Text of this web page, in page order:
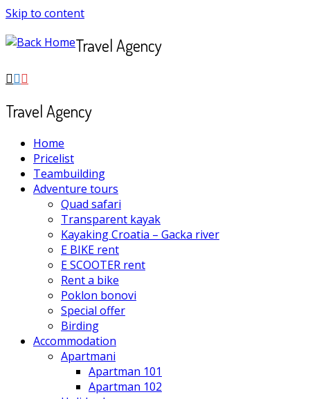
Skip to content
Travel Agency
Travel Agency
Home
Pricelist
Teambuilding
Adventure tours
Quad safari
Transparent kayak
Kayaking Croatia – Gacka river
E BIKE rent
E SCOOTER rent
Rent a bike
Poklon bonovi
Special offer
Birding
Accommodation
Apartmani
Apartman 101
Apartman 102